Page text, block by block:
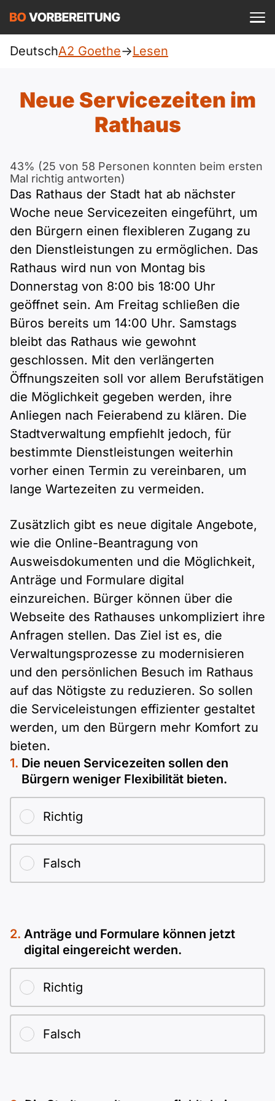
Goethe
Allgemein
Beruf
telc
ÖIF
ÖSD
Pflege (telc)
Deutsch
Türkisch
Ukrainisch
Russisch
Polnisch
A1 telc
A1 Goethe
A1 ÖIF
A2 Allgemein
A2 DTZ
A2 telc
A2 Goethe
A2 ÖIF
B1
B1 Allgemein
B1 DTZ
B1 Beruf
B1 telc
B1 Goethe
B1 ÖIF
B1 ÖSD
B1 Pflege (telc)
B2
B2 Allgemein
B2 Beruf
B2 telc
B2 Goethe
B2 Pflege (telc)
Blog
Webinare
Mehr Tools
Online-Kurse
Einbürgerungstest
Spiele
Schulen & Kurse
Lebenslauf erstellen
Einloggen ist kostenlos?
DeutschA2 Goethe->Lesen
Neue Servicezeiten im
Rathaus
43% (25 von 58 Personen konnten beim ersten
Mal richtig antworten)
Das Rathaus der Stadt hat ab nächster
Woche neue Servicezeiten eingeführt, um
den Bürgern einen flexibleren Zugang zu
den Dienstleistungen zu ermöglichen. Das
Rathaus wird nun von Montag bis
Donnerstag von 8:00 bis 18:00 Uhr
geöffnet sein. Am Freitag schließen die
Büros bereits um 14:00 Uhr. Samstags
bleibt das Rathaus wie gewohnt
geschlossen. Mit den verlängerten
Öffnungszeiten soll vor allem Berufstätigen
die Möglichkeit gegeben werden, ihre
Anliegen nach Feierabend zu klären. Die
Stadtverwaltung empfiehlt jedoch, für
bestimmte Dienstleistungen weiterhin
vorher einen Termin zu vereinbaren, um
lange Wartezeiten zu vermeiden.
Zusätzlich gibt es neue digitale Angebote,
wie die Online-Beantragung von
Ausweisdokumenten und die Möglichkeit,
Anträge und Formulare digital
einzureichen. Bürger können über die
Webseite des Rathauses unkompliziert ihre
Anfragen stellen. Das Ziel ist es, die
Verwaltungsprozesse zu modernisieren
und den persönlichen Besuch im Rathaus
auf das Nötigste zu reduzieren. So sollen
die Serviceleistungen effizienter gestaltet
werden, um den Bürgern mehr Komfort zu
bieten.
Die neuen Servicezeiten sollen den
Bürgern weniger Flexibilität bieten.
Richtig
Falsch
Anträge und Formulare können jetzt
digital eingereicht werden.
Richtig
Falsch